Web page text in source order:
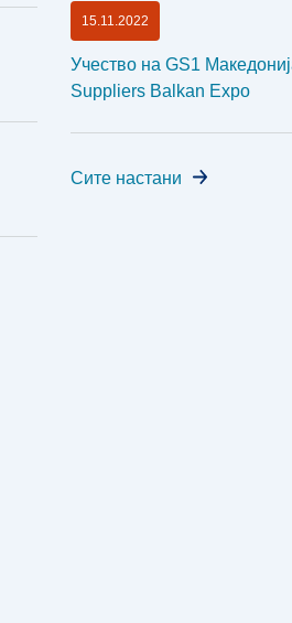
15.11.2022
Учество на GS1
Suppliers Balkan Expo
Сите настани